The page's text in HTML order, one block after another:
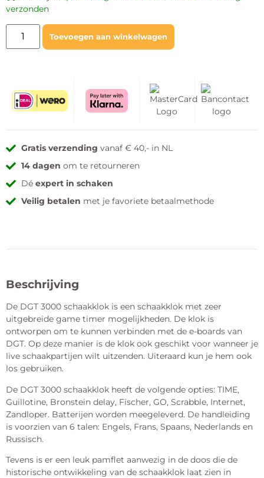
verzonden
Toevoegen aan winkelwagen
Gratis verzending vanaf € 40,- in NL
14 dagen om te retourneren
Déexpert in schaken
Veilig betalen met je favoriete betaalmethode
Beschrijving
De DGT 3000 schaakklok is een schaakklok met zeer
uitgebreide game timer mogelijkheden. De klok is
ontworpen om te kunnen verbinden met de e-boards van
DGT. Op deze manier is de klok ook geschikt voor wanneer je
live schaakpartijen wilt uitzenden. Uiteraard kun je hem ook
los gebruiken.
De DGT 3000 schaakklok heeft de volgende opties: TIME,
Guillotine, Bronstein delay, Fischer, GO, Scrabble, Internet,
Zandloper. Batterijen worden meegeleverd. De handleiding
is voorzien van 6 talen: Engels, Frans, Spaans, Nederlands en
Russisch.
Tevens is er een leuk pamflet aanwezig in de doos die de
historische ontwikkeling van de schaakklok laat zien in